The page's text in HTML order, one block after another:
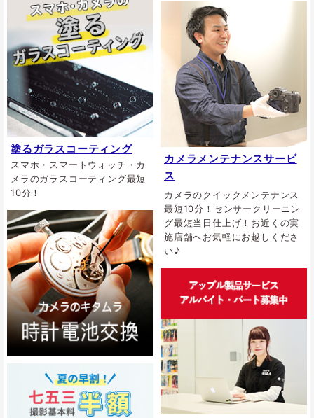
塗るガラスコーティング
スマホ・スマートウォッチ・カ
メラのガラスコーティング最短
10分！
カメラメンテナンスサービ
ス
カメラのクイックメンテナンス
最短10分！センサークリーニン
グ最短当日仕上げ！お近くの実
施店舗へお気軽にお越しくださ
い♪